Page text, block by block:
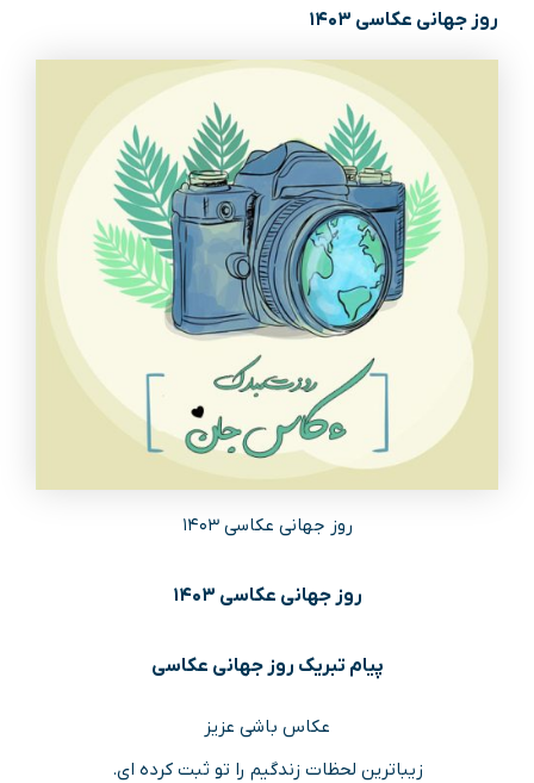
روز جهانی عکاسی ۱۴۰۳
روز جهانی عکاسی ۱۴۰۳
روز جهانی عکاسی ۱۴۰۳
پیام تبریک روز جهانی عکاسی
عکاس باشی عزیز
زیباترین لحظات زندگیم را تو ثبت کرده ای.